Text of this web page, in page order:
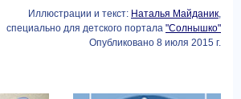
Иллюстрации и текст: Наталья Майданик
специально для детского портала "Солнышко"
Опубликовано 8 июля 2015 г.